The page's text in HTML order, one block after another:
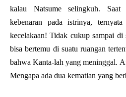
kalau Natsume selingkuh. Saat
kebenaran pada istrinya,
kecelakaan! Tidak cukup sampai di
bisa bertemu di suatu ruangan
bahwa Kanta-lah yang meninggal.
Mengapa ada dua kematian yang